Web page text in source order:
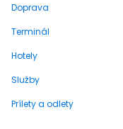
Doprava
Terminál
Hotely
Služby
Prílety a odlety